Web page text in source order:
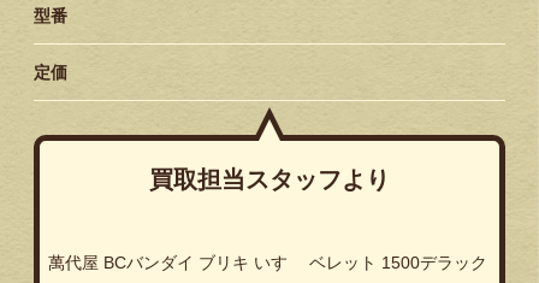
型番
定価
買取担当スタッフより
萬代屋 BCバンダイ ブリキ いすゞ ベレット 1500デラック